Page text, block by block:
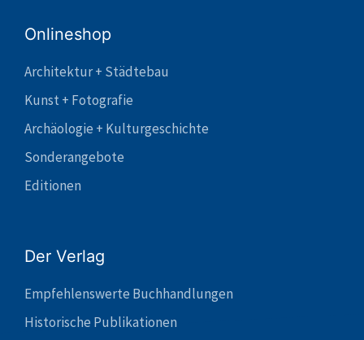
Onlineshop
Architektur + Städtebau
Kunst + Fotografie
Archäologie + Kulturgeschichte
Sonderangebote
Editionen
Der Verlag
Empfehlenswerte Buchhandlungen
Historische Publikationen